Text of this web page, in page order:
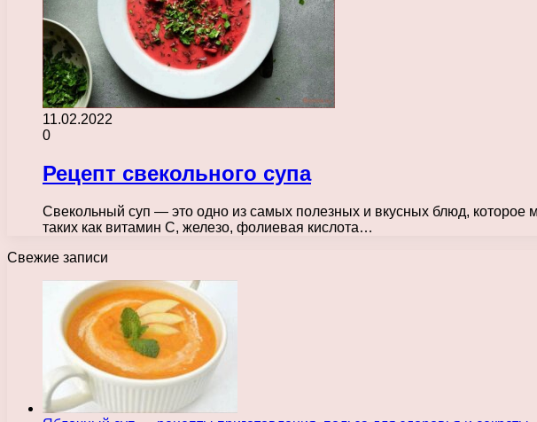
11.02.2022
0
Рецепт свекольного супа
Свекольный суп — это одно из самых полезных и вкусных блюд, которое
таких как витамин С, железо, фолиевая кислота…
Свежие записи